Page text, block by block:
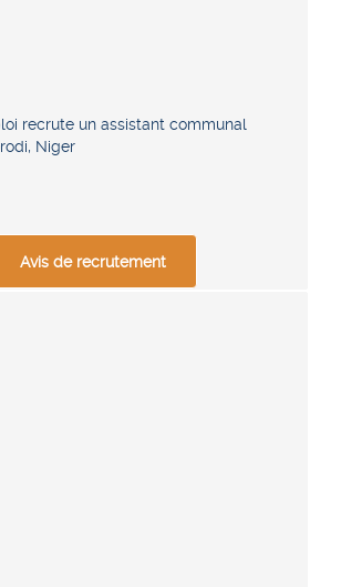
recrute un assistant communal
Niger
Avis de recrutement